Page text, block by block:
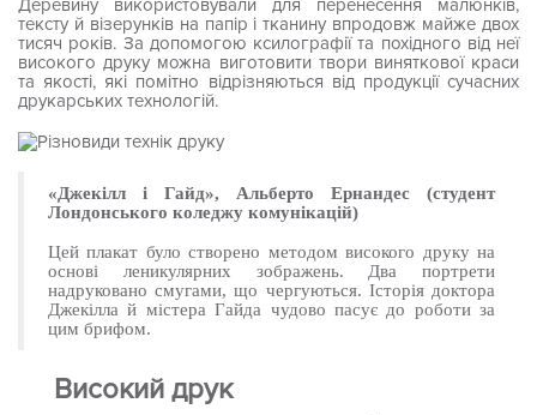
Деревину використовували для перенесення малюнків,
тексту й візерунків на папір і тканину впродовж майже двох
тисяч років. За допомогою ксилографії та похідного від неї
високого друку можна виготовити твори виняткової краси
та якості, які помітно відрізняються від продукції сучасних
друкарських технологій.
«Джекілл і Гайд», Альберто Ернандес (студент
Лондонського коледжу комунікацій)
Цей плакат було створено методом високого друку на
основі леникулярних зображень. Два портрети
надруковано смугами, що чергуються. Історія доктора
Джекілла й містера Гайда чудово пасує до роботи за
цим брифом.
Високий друк